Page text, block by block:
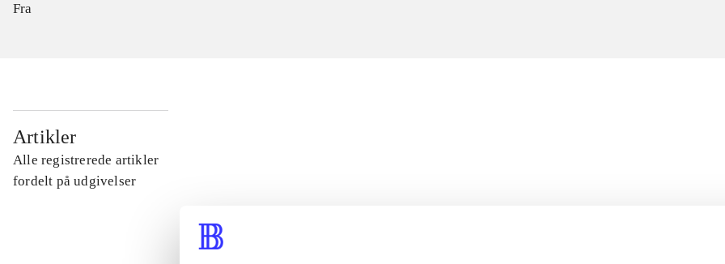
Fra
Artikler
Alle registrerede artikler
fordelt på udgivelser